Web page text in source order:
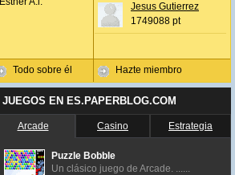
Todo sobre él
Jesus Gutierrez
1749088 pt
Hazte miembro
JUEGOS EN ES.PAPERBLOG.COM
Arcade Casino Estrategia
Puzzle Bobble
Un clásico juego de Arcade. ......